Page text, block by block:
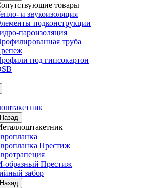
товары
и звукоизоляция
подконструкции
пароизоляция
труба
под гипсокартон
Назад
Престиж
образный Престиж
забор
Назад